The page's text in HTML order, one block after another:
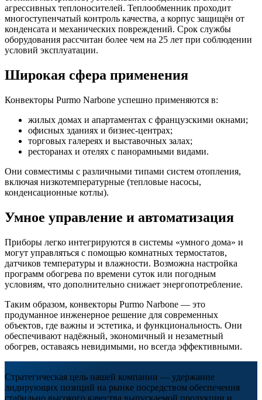
агрессивных теплоносителей. Теплообменник проходит
многоступенчатый контроль качества, а корпус защищён от
конденсата и механических повреждений. Срок службы
оборудования рассчитан более чем на 25 лет при соблюдении
условий эксплуатации.
Широкая сфера применения
Конвекторы Purmo Narbone успешно применяются в:
жилых домах и апартаментах с французскими окнами;
офисных зданиях и бизнес-центрах;
торговых галереях и выставочных залах;
ресторанах и отелях с панорамными видами.
Они совместимы с различными типами систем отопления,
включая низкотемпературные (тепловые насосы,
конденсационные котлы).
Умное управление и автоматизация
Приборы легко интегрируются в системы «умного дома» и
могут управляться с помощью комнатных термостатов,
датчиков температуры и влажности. Возможна настройка
программ обогрева по времени суток или погодным
условиям, что дополнительно снижает энергопотребление.
Таким образом, конвекторы Purmo Narbone — это
продуманное инженерное решение для современных
объектов, где важны и эстетика, и функциональность. Они
обеспечивают надёжный, экономичный и незаметный
обогрев, оставаясь невидимыми, но всегда эффективными.
Стратегическая цель нашей компании — удержание
лидирующих позиций на рынке посредством обеспечения
стабильно высокого качества выпускаемой продукции и